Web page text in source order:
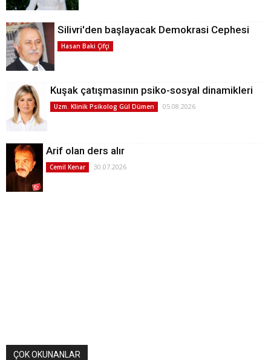
Silivri'den başlayacak Demokrasi Cephesi
Hasan Baki Çifçi
Kuşak çatışmasının psiko-sosyal dinamikleri
Uzm. Klinik Psikolog Gül Dümen 05.08.2026
Arif olan ders alır
Cemil Kenar 30.07.2026
ÇOK OKUNANLAR